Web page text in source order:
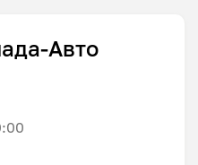
Авто